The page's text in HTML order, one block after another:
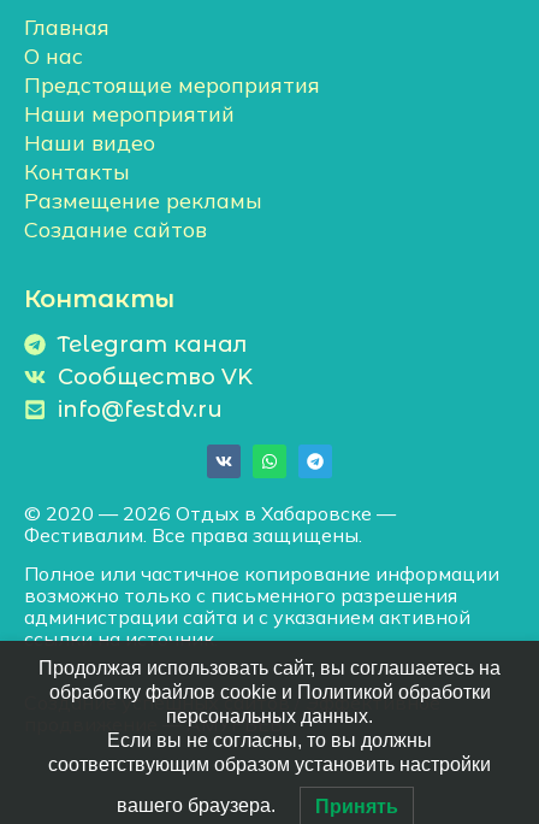
Главная
О нас
Предстоящие мероприятия
Наши мероприятий
Наши видео
Контакты
Размещение рекламы
Создание сайтов
Контакты
Telegram канал
Сообщество VK
info@festdv.ru
© 2020 — 2026 Отдых в Хабаровске —
Фестивалим. Все права защищены.
Полное или частичное копирование информации
возможно только с письменного разрешения
администрации сайта и с указанием активной
ссылки на источник.
Создание успешных сайтов/ Эффективное
— АМУРВЕБ
Продолжая использовать сайт, вы соглашаетесь на
обработку файлов cookie и Политикой обработки
персональных данных.
Если вы не согласны, то вы должны
соответствующим образом установить настройки
вашего браузера. Принять